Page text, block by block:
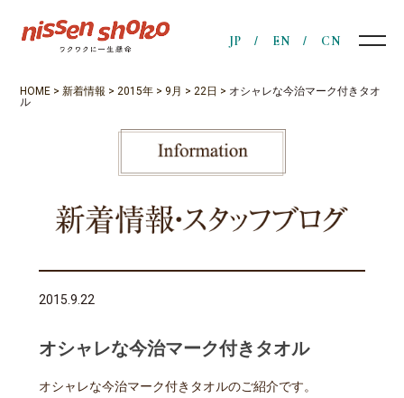
JP EN CN
HOME >新着情報 >2015年 > 9月 >22日 > オシャレな今治マーク付きタオ
ル
2015.9.22
オシャレな今治マーク付きタオル
オシャレな今治マーク付きタオルのご紹介です。